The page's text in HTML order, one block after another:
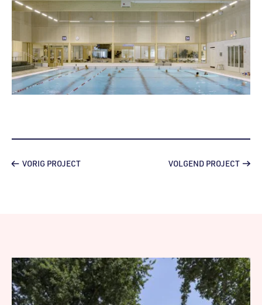
VORIG PROJECT VOLGEND PROJECT